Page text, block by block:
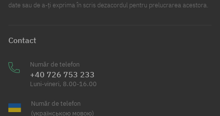
date sau de a-ți exprima în scris dezacordul pentru prelucrarea acestora.
Contact
Număr de telefon
+40 726 753 233
Luni-vineri, 8.00-16.00
Număr de telefon
(українською мовою)